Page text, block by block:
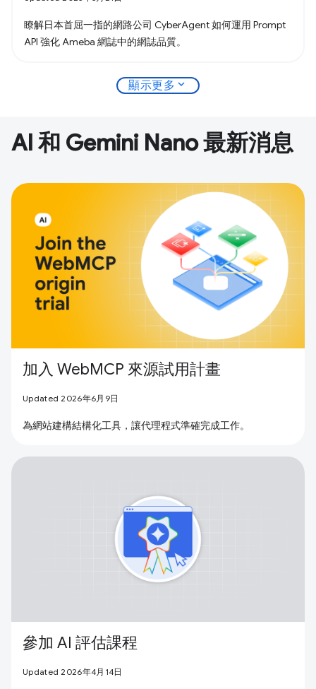
瞭解日本首屈一指的網路公司 CyberAgent 如何運用 Prompt
API 強化 Ameba 網誌中的網誌品質。
顯示更多 expand_more
AI 和 Gemini Nano 最新消息
加入 WebMCP 來源試用計畫
Updated 2026年6月9日
為網站建構結構化工具，讓代理程式準確完成工作。
參加 AI 評估課程
Updated 2026年4月14日